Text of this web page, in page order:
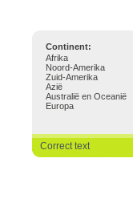
Continent:
Afrika
Noord-Amerika
Zuid-Amerika
Azië
Australië en Oceanië
Europa
Correct text